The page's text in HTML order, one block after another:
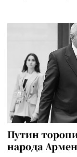
Путин
народа